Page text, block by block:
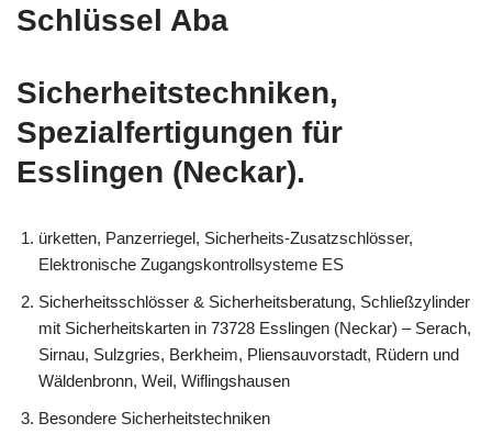
Schlüssel Aba
Sicherheitstechniken,
Spezialfertigungen für
Esslingen (Neckar).
ürketten, Panzerriegel, Sicherheits-Zusatzschlösser,
Elektronische Zugangskontrollsysteme ES
Sicherheitsschlösser & Sicherheitsberatung, Schließzylinder
mit Sicherheitskarten in 73728 Esslingen (Neckar) – Serach,
Sirnau, Sulzgries, Berkheim, Pliensauvorstadt, Rüdern und
Wäldenbronn, Weil, Wiflingshausen
Besondere Sicherheitstechniken